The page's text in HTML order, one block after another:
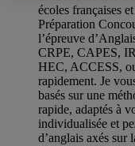
écoles françaises
Préparation
l’épreuve
CRPE, CAPES,
HEC, ACCESS,
rapidement. Je
basés sur une
rapide, adaptés à
individualisée et
d’anglais axés sur